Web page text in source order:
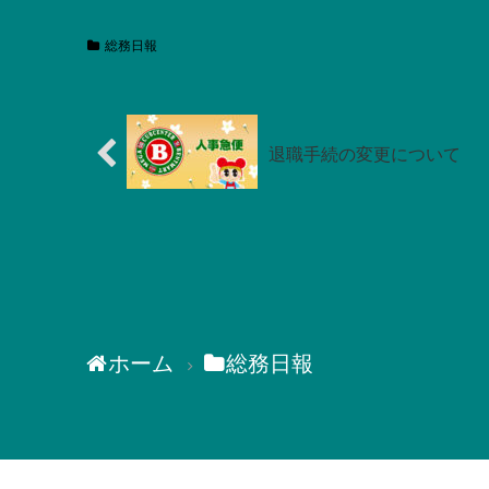
総務日報
退職手続の変更について
ホーム 総務日報